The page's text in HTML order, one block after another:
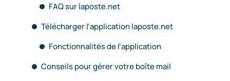
FAQ sur laposte.net
Télécharger l’application laposte.net
Fonctionnalités de l’application
Conseils pour gérer votre boîte mail